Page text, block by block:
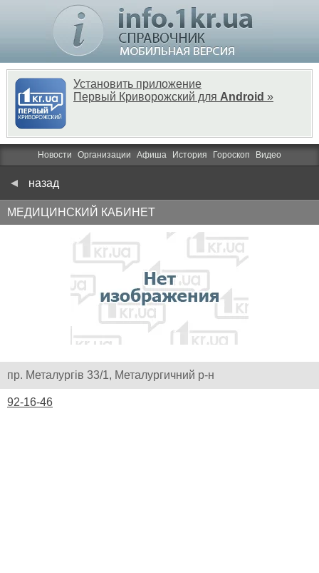
Установить приложение
Первый Криворожский для Android »
Новости Организации Афиша История Гороскоп Видео
назад
МЕДИЦИНСКИЙ КАБИНЕТ
пр. Металургів 33/1, Металургичний р-н
92-16-46